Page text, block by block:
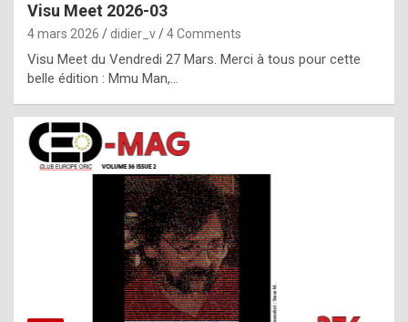
p
l
c
h
i
s
t
o
r
Visu Meet 2026-03
4 mars 2026 didier_v 4 Comments
Visu Meet du Vendredi 27 Mars. Merci à tous pour cette
belle édition : Mmu Man,…